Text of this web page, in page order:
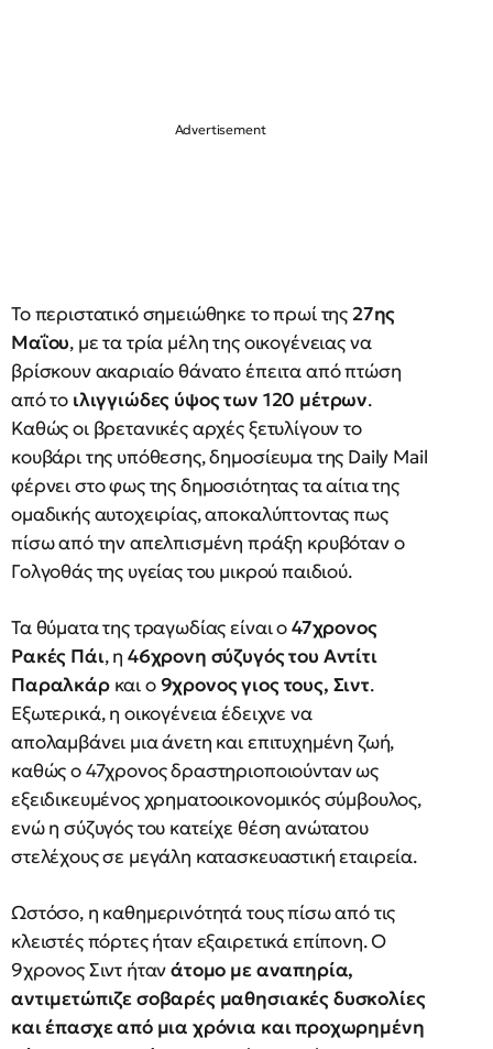
Το περιστατικό σημειώθηκε το πρωί της 27ης
Μαΐου, με τα τρία μέλη της οικογένειας να
βρίσκουν ακαριαίο θάνατο έπειτα από πτώση
από το ιλιγγιώδες ύψος των 120 μέτρων.
Καθώς οι βρετανικές αρχές ξετυλίγουν το
κουβάρι της υπόθεσης, δημοσίευμα της Daily Mail
φέρνει στο φως της δημοσιότητας τα αίτια της
ομαδικής αυτοχειρίας, αποκαλύπτοντας πως
πίσω από την απελπισμένη πράξη κρυβόταν ο
Γολγοθάς της υγείας του μικρού παιδιού.
Τα θύματα της τραγωδίας είναι ο47χρονος
Ρακές Πάι, η 46χρονη σύζυγός του Αντίτι
Παραλκάρκαι ο9χρονος γιος τους, Σιντ.
Εξωτερικά, η οικογένεια έδειχνε να
απολαμβάνει μια άνετη και επιτυχημένη ζωή,
καθώς ο 47χρονος δραστηριοποιούνταν ως
εξειδικευμένος χρηματοοικονομικός σύμβουλος,
ενώ η σύζυγός του κατείχε θέση ανώτατου
στελέχους σε μεγάλη κατασκευαστική εταιρεία.
Ωστόσο, η καθημερινότητά τους πίσω από τις
κλειστές πόρτες ήταν εξαιρετικά επίπονη. Ο
9χρονος Σιντ ήτανάτομο με αναπηρία,
αντιμετώπιζε σοβαρές μαθησιακές δυσκολίες
και έπασχε από μια χρόνια και προχωρημένη